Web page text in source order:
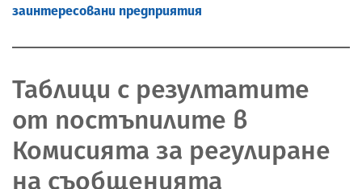
заинтересовани предприятия
Таблици с резултатите
от постъпилите в
Комисията за регулиране
на съобщенията